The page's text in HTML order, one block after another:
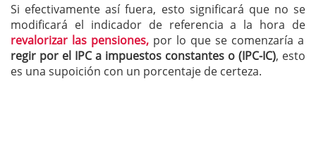
Si efectivamente así fuera, esto significará que no se
modificará el indicador de referencia a la hora de
revalorizar las pensiones, por lo que se comenzaría a
regir por el IPC a impuestos constantes o (IPC-IC), esto
es una supoición con un porcentaje de certeza.